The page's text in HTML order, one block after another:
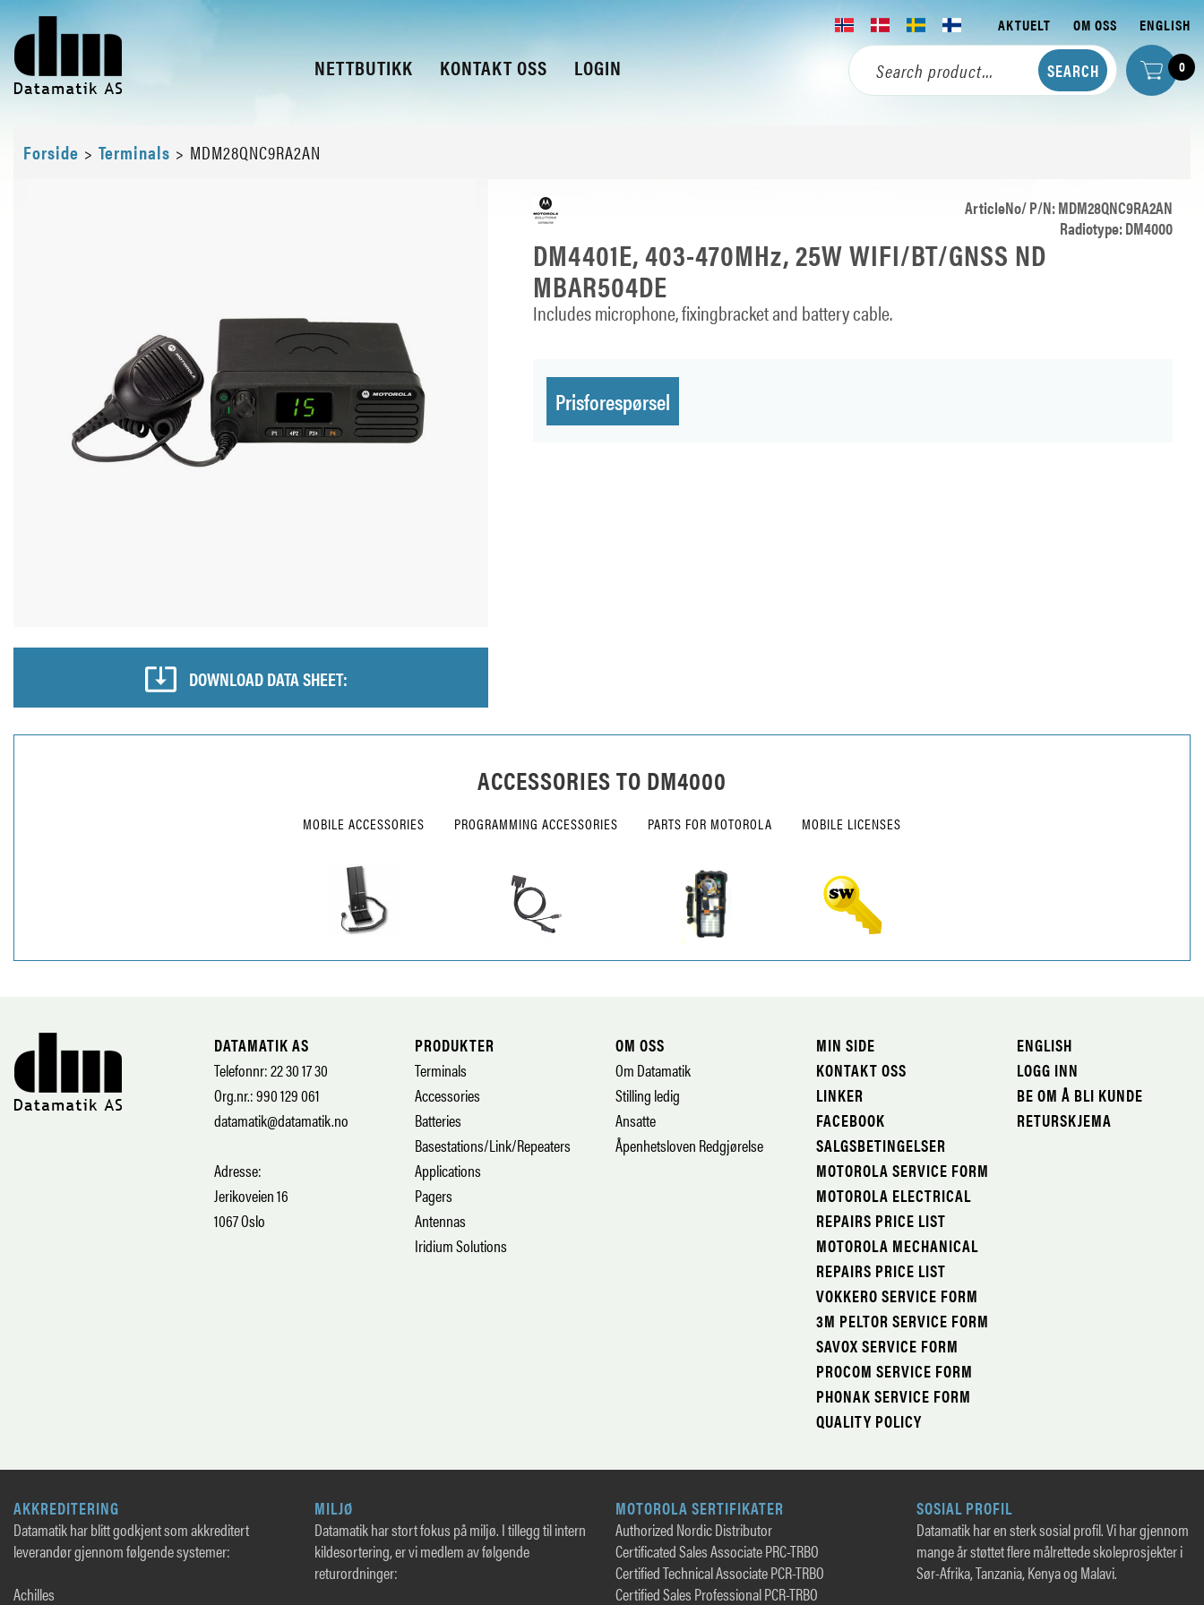
NETTBUTIKK KONTAKT OSS LOGIN
AKTUELT OM OSS ENGLISH
0
Forside > Terminals > MDM28QNC9RA2AN
DOWNLOAD DATA SHEET:
ArticleNo/ P/N: MDM28QNC9RA2AN
Radiotype: DM4000
DM4401E, 403-470MHz, 25W WIFI/BT/GNSS ND
MBAR504DE
Includes microphone, fixingbracket and battery cable.
Prisforespørsel
ACCESSORIES TO DM4000
MOBILE ACCESSORIES PROGRAMMING ACCESSORIES PARTS FOR MOTOROLA MOBILE LICENSES
DATAMATIK AS
Telefonnr: 22 30 17 30
Org.nr.: 990 129 061
datamatik@datamatik.no
Adresse:
Jerikoveien 16
1067 Oslo
PRODUKTER
Terminals
Accessories
Batteries
Basestations/Link/Repeaters
Applications
Pagers
Antennas
Iridium Solutions
OM OSS
Om Datamatik
Stilling ledig
Ansatte
Åpenhetsloven Redgjørelse
MIN SIDE
KONTAKT OSS
LINKER
FACEBOOK
SALGSBETINGELSER
MOTOROLA SERVICE FORM
MOTOROLA ELECTRICAL
REPAIRS PRICE LIST
MOTOROLA MECHANICAL
REPAIRS PRICE LIST
VOKKERO SERVICE FORM
3M PELTOR SERVICE FORM
SAVOX SERVICE FORM
PROCOM SERVICE FORM
PHONAK SERVICE FORM
QUALITY POLICY
ENGLISH
LOGG INN
BE OM Å BLI KUNDE
RETURSKJEMA
AKKREDITERING
Datamatik har blitt godkjent som akkreditert
leverandør gjennom følgende systemer:
Achilles
MILJØ
Datamatik har stort fokus på miljø. I tillegg til intern
kildesortering, er vi medlem av følgende
returordninger:
MOTOROLA SERTIFIKATER
Authorized Nordic Distributor
Certificated Sales Associate PRC-TRBO
Certified Technical Associate PCR-TRBO
Certified Sales Professional PCR-TRBO
SOSIAL PROFIL
Datamatik har en sterk sosial profil. Vi har gjennom
mange år støttet flere målrettede skoleprosjekter i
Sør-Afrika, Tanzania, Kenya og Malavi.